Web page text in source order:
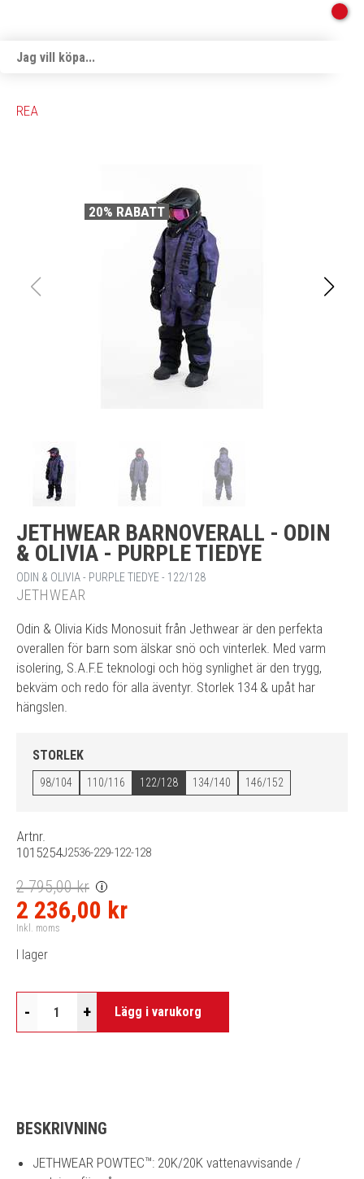
REA
20% RABATT
JETHWEAR BARNOVERALL - ODIN
& OLIVIA - PURPLE TIEDYE
ODIN & OLIVIA - PURPLE TIEDYE - 122/128
JETHWEAR
Odin & Olivia Kids Monosuit från Jethwear är den perfekta
overallen för barn som älskar snö och vinterlek. Med varm
isolering, S.A.F.E teknologi och hög synlighet är den trygg,
bekväm och redo för alla äventyr. Storlek 134 & upåt har
hängslen.
STORLEK
98/104 110/116 122/128 134/140 146/152
Artnr.
1015254J2536-229-122-128
2 795,00 kr i
2 236,00 kr
Inkl. moms
I lager
- + Lägg i varukorg
BESKRIVNING
JETHWEAR POWTEC™: 20K/20K vattenavvisande /